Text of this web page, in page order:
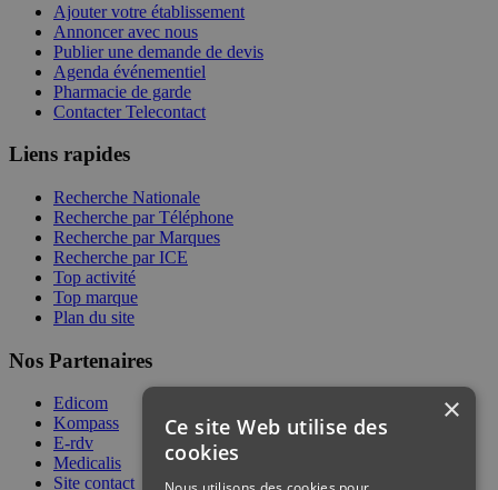
Ajouter votre établissement
Annoncer avec nous
Publier une demande de devis
Agenda événementiel
Pharmacie de garde
Contacter Telecontact
Liens rapides
Recherche Nationale
Recherche par Téléphone
Recherche par Marques
Recherche par ICE
Top activité
Top marque
Plan du site
Nos Partenaires
Edicom
Kompass
E-rdv
Medicalis
Site contact
×
Ce site Web utilise des
cookies